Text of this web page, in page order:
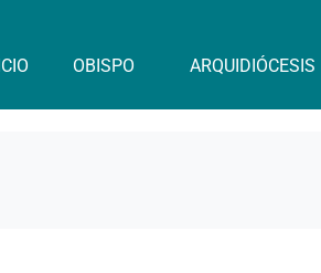
OBISPO ARQUIDIÓCESIS